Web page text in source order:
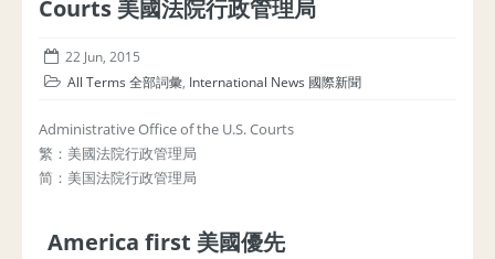
Courts 美國法院行政管理局
22 Jun, 2015
All Terms 全部詞彙, International News 國際新聞
Administrative Office of the U.S. Courts
繁：美國法院行政管理局
简：美国法院行政管理局
America first 美國優先